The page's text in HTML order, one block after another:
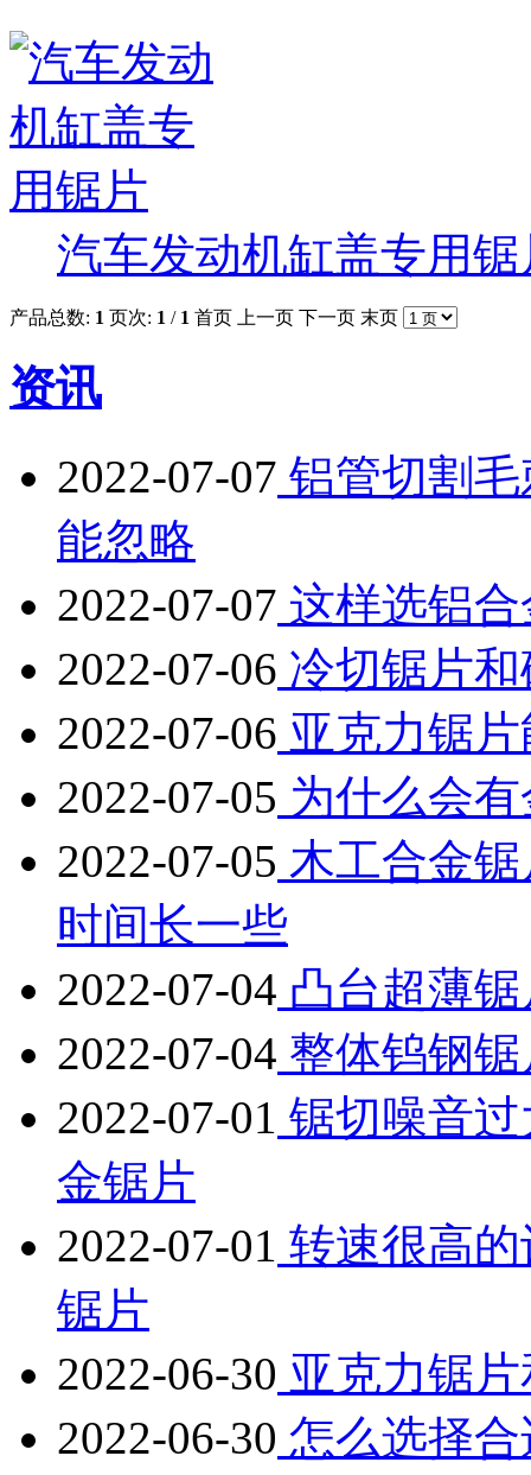
汽车发动机缸盖专用锯
产品总数: 1 页次: 1 / 1 首页 上一页 下一页 末页
资讯
2022-07-07 铝管切割
能忽略
2022-07-07 这样选铝
2022-07-06 冷切锯片
2022-07-06 亚克力锯
2022-07-05 为什么会
2022-07-05 木工合金
时间长一些
2022-07-04 凸台超薄
2022-07-04 整体钨钢
2022-07-01 锯切噪音
金锯片
2022-07-01 转速很高
锯片
2022-06-30 亚克力锯
2022-06-30 怎么选择